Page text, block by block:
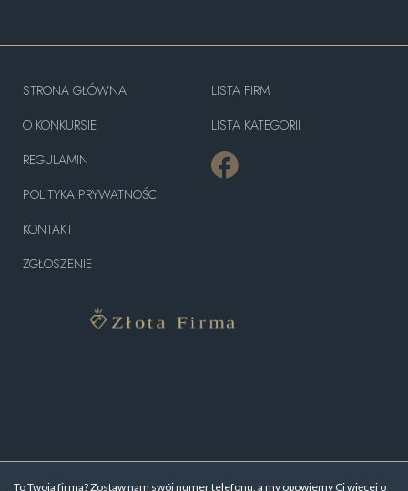
To Twoja firma? Zostaw nam swój numer telefonu, a my opowiemy Ci więcej o
STRONA GŁÓWNA
O KONKURSIE
REGULAMIN
POLITYKA PRYWATNOŚCI
KONTAKT
ZGŁOSZENIE
LISTA FIRM
LISTA KATEGORII